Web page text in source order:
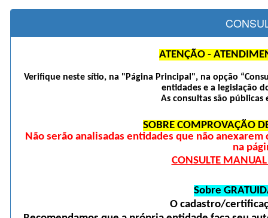
ATENÇÃO -
Verifique neste sítio, na "Página Principal", na opção
entidades e a legislação
As consultas são públicas
SOBRE COMPROVAÇÃO
Não serão analisadas entidades que não
na
CONSULTE
Sobre
O cadastro/